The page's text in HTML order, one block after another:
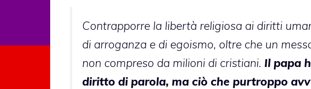
Contrapporre la libertà religiosa ai diritti
di arroganza e di egoismo, oltre che un
non compreso da milioni di cristiani. Il papa
diritto di parola, ma ciò che purtroppo